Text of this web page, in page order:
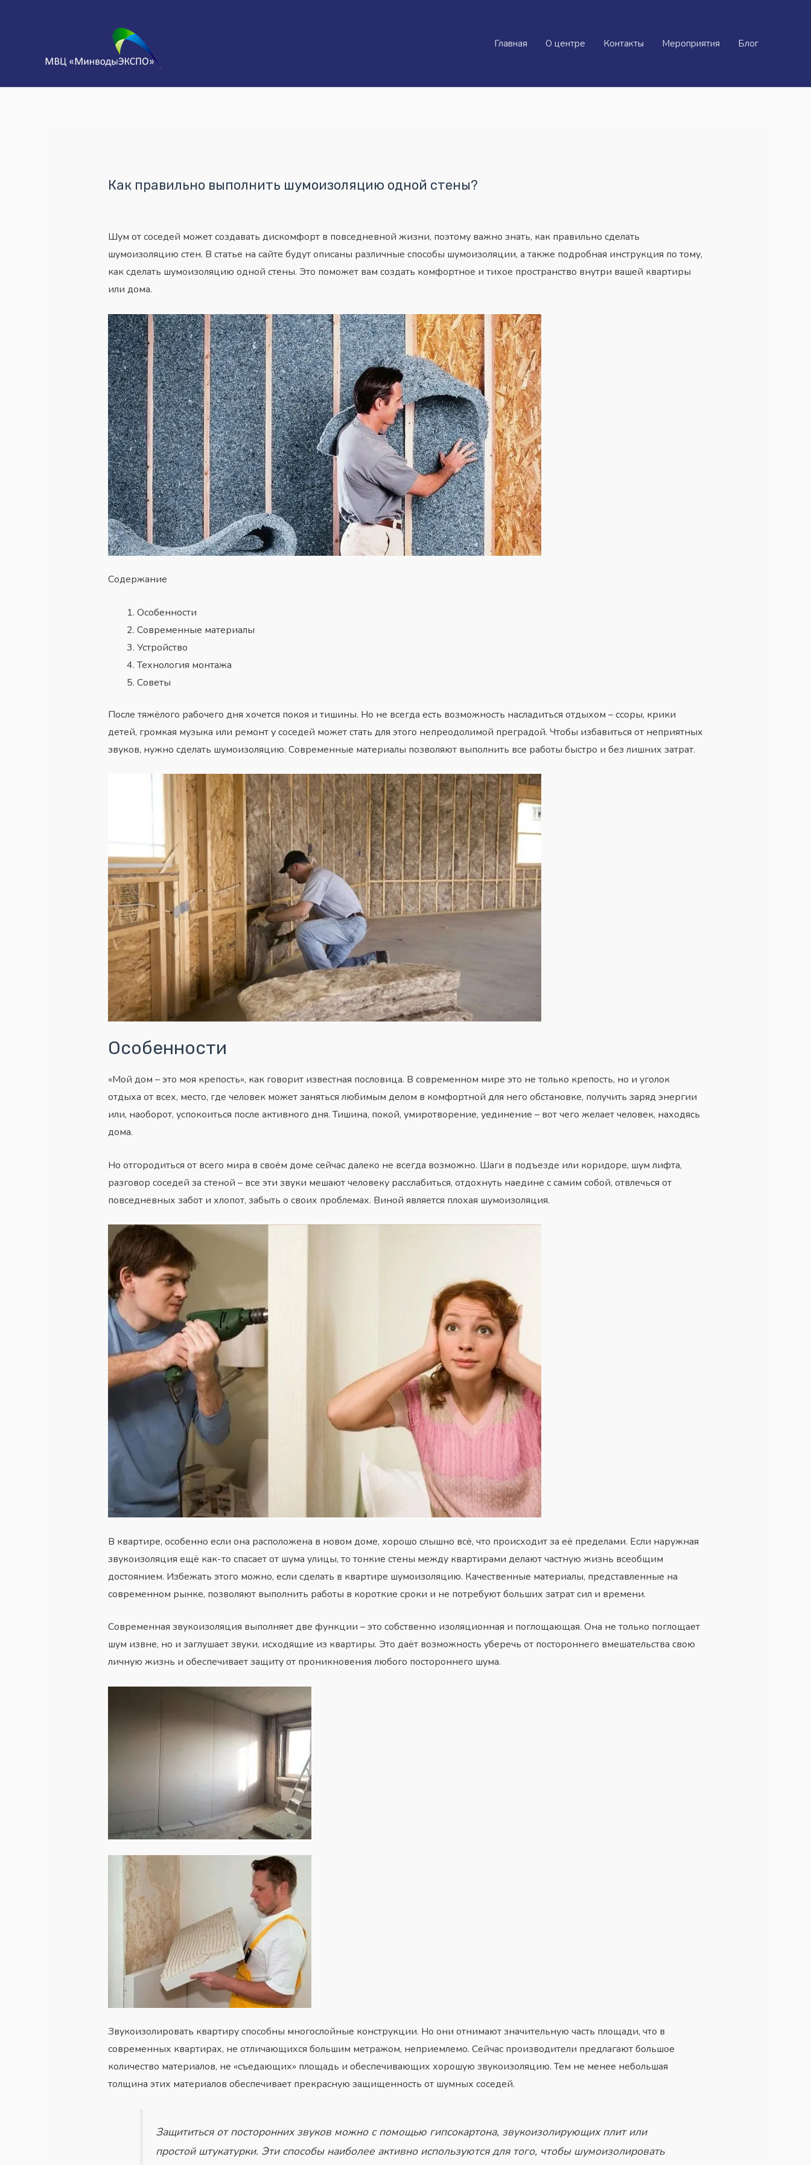
Главная О центре Контакты Мероприятия Блог
Как правильно выполнить шумоизоляцию одной стены?
Шум от соседей может создавать дискомфорт в повседневной жизни, поэтому важно знать, как правильно сделать
шумоизоляцию стен. В статье на сайте будут описаны различные способы шумоизоляции, а также подробная инструкция по тому,
как сделать шумоизоляцию одной стены. Это поможет вам создать комфортное и тихое пространство внутри вашей квартиры
или дома.
Содержание
Особенности
Современные материалы
Устройство
Технология монтажа
Советы
После тяжёлого рабочего дня хочется покоя и тишины. Но не всегда есть возможность насладиться отдыхом – ссоры, крики
детей, громкая музыка или ремонт у соседей может стать для этого непреодолимой преградой. Чтобы избавиться от неприятных
звуков, нужно сделать шумоизоляцию. Современные материалы позволяют выполнить все работы быстро и без лишних затрат.
Особенности
«Мой дом – это моя крепость», как говорит известная пословица. В современном мире это не только крепость, но и уголок
отдыха от всех, место, где человек может заняться любимым делом в комфортной для него обстановке, получить заряд энергии
или, наоборот, успокоиться после активного дня. Тишина, покой, умиротворение, уединение – вот чего желает человек, находясь
дома.
Но отгородиться от всего мира в своём доме сейчас далеко не всегда возможно. Шаги в подъезде или коридоре, шум лифта,
разговор соседей за стеной – все эти звуки мешают человеку расслабиться, отдохнуть наедине с самим собой, отвлечься от
повседневных забот и хлопот, забыть о своих проблемах. Виной является плохая шумоизоляция.
В квартире, особенно если она расположена в новом доме, хорошо слышно всё, что происходит за её пределами. Если наружная
звукоизоляция ещё как-то спасает от шума улицы, то тонкие стены между квартирами делают частную жизнь всеобщим
достоянием. Избежать этого можно, если сделать в квартире шумоизоляцию. Качественные материалы, представленные на
современном рынке, позволяют выполнить работы в короткие сроки и не потребуют больших затрат сил и времени.
Современная звукоизоляция выполняет две функции – это собственно изоляционная и поглощающая. Она не только поглощает
шум извне, но и заглушает звуки, исходящие из квартиры. Это даёт возможность уберечь от постороннего вмешательства свою
личную жизнь и обеспечивает защиту от проникновения любого постороннего шума.
Звукоизолировать квартиру способны многослойные конструкции. Но они отнимают значительную часть площади, что в
современных квартирах, не отличающихся большим метражом, неприемлемо. Сейчас производители предлагают большое
количество материалов, не «съедающих» площадь и обеспечивающих хорошую звукоизоляцию. Тем не менее небольшая
толщина этих материалов обеспечивает прекрасную защищенность от шумных соседей.
Защититься от посторонних звуков можно с помощью гипсокартона, звукоизолирующих плит или
простой штукатурки. Эти способы наиболее активно используются для того, чтобы шумоизолировать